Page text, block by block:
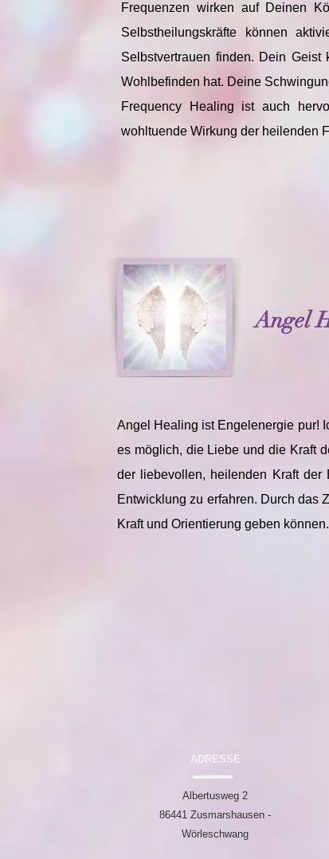
Frequenzen wirken auf Deinen
Selbstheilungskräfte können
Selbstvertrauen finden. Dein
Wohlbefinden hat. Deine
Frequency Healing ist auch
wohltuende Wirkung der heilenden
Angel
Angel Healing ist Engelenergie pur!
es möglich, die Liebe und die Kraft
der liebevollen, heilenden Kraft der
Entwicklung zu erfahren. Durch das
Kraft und Orientierung geben
ADRESSE
Albertusweg 2
86441 Zusmarshausen -
Wörleschwang